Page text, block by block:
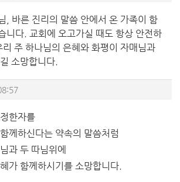
, 바른 진리의 말씀 안에서 온 가족이 함
니다. 교회에 오고가실 때도 항상 안전하
주 하나님의 은혜와 화평이 자매님과
소망합니다.
한자를
께하신다는 약속의 말씀처럼
과 두 따님위에
가 함께하시기를 소망합니다.